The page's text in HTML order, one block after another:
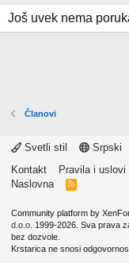
Još uvek nema
Članovi
Svetli stil
Srpski
Kontakt
Pravila i uslovi
Naslovna
R
Community platform by
d.o.o. 1999-2026. Sva prava
bez dozvole.
Krstarica ne snosi